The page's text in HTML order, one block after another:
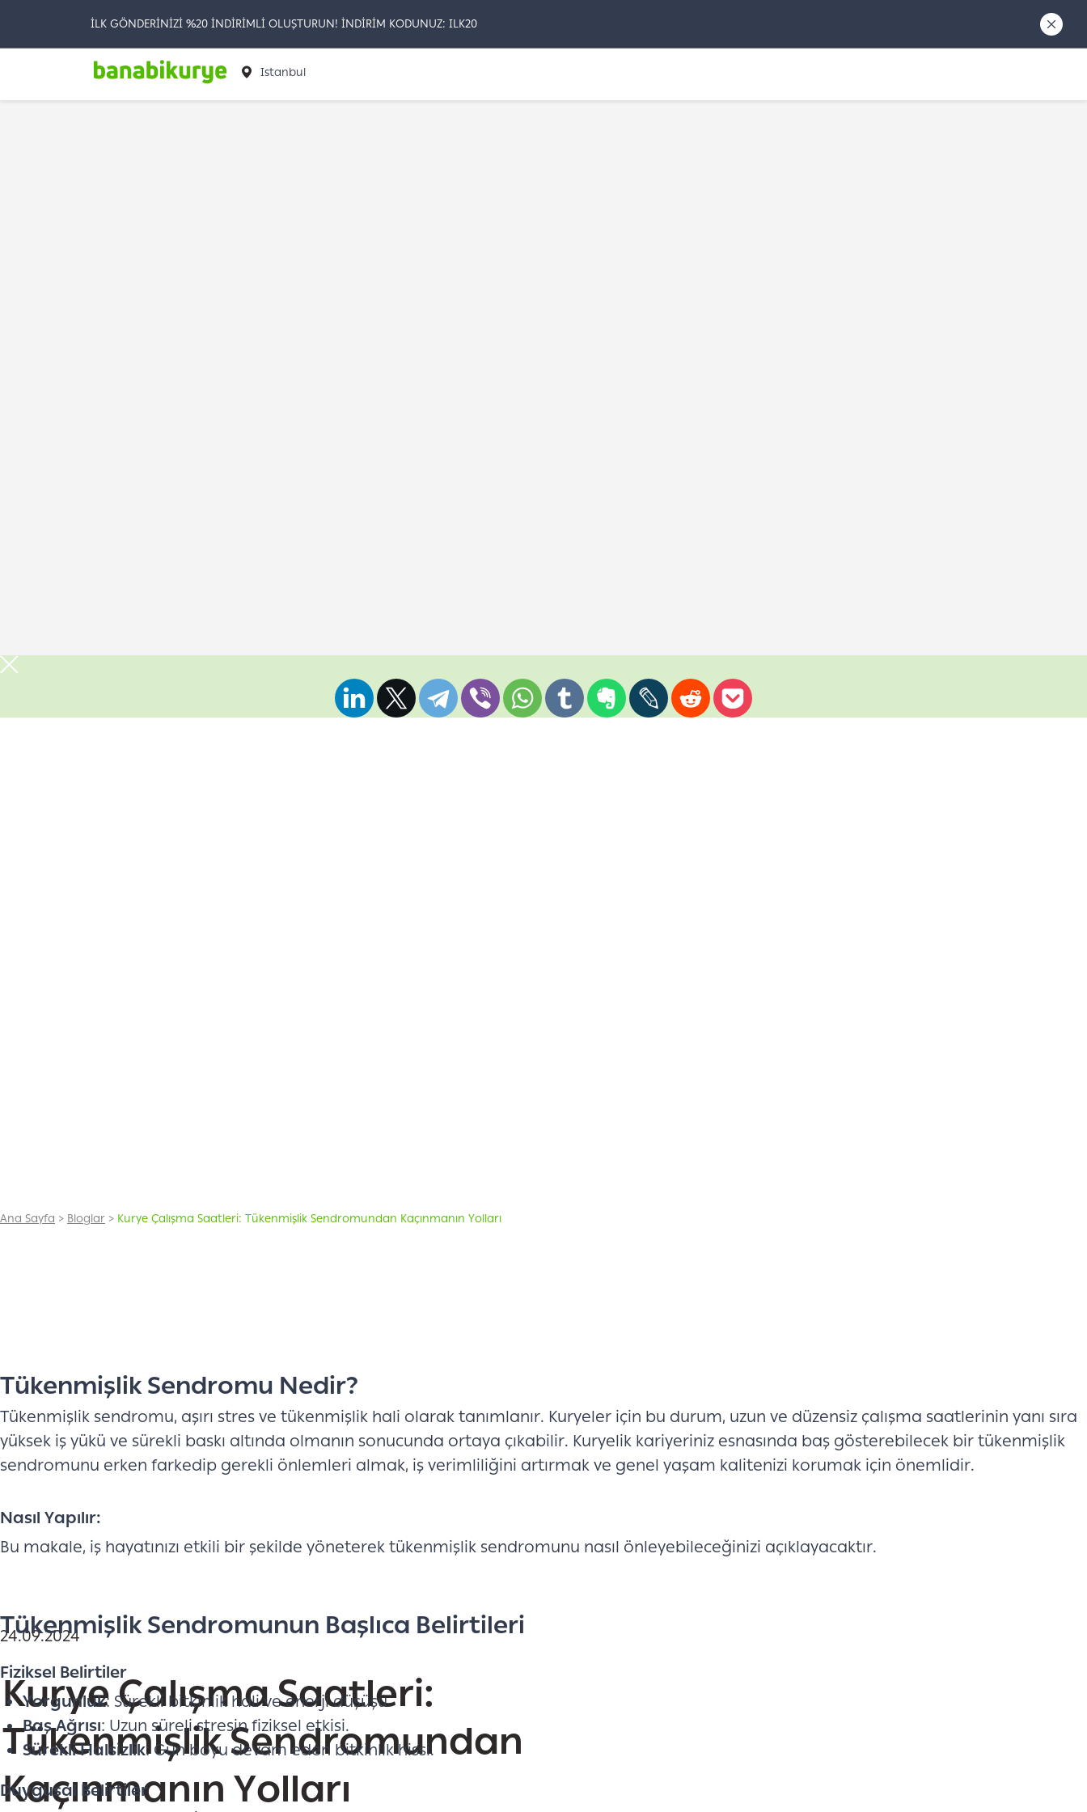
İLK GÖNDERİNİZİ %20 İNDİRİMLİ OLUŞTURUN! İNDİRİM KODUNUZ: ILK20
Istanbul
Ana Sayfa > Bloglar > Kurye Çalışma Saatleri: Tükenmişlik Sendromundan Kaçınmanın Yolları
24.09.2024
Kurye Çalışma Saatleri:
Tükenmişlik Sendromundan
Kaçınmanın Yolları
Tükenmişlik Sendromu Nedir?
Tükenmişlik sendromu, aşırı stres ve tükenmişlik hali olarak tanımlanır. Kuryeler için bu durum, uzun ve düzensiz çalışma saatlerinin yanı sıra
yüksek iş yükü ve sürekli baskı altında olmanın sonucunda ortaya çıkabilir. Kuryelik kariyeriniz esnasında baş gösterebilecek bir tükenmişlik
sendromunu erken farkedip gerekli önlemleri almak, iş verimliliğini artırmak ve genel yaşam kalitenizi korumak için önemlidir.
Nasıl Yapılır:
Bu makale, iş hayatınızı etkili bir şekilde yöneterek tükenmişlik sendromunu nasıl önleyebileceğinizi açıklayacaktır.
Tükenmişlik Sendromunun Başlıca Belirtileri
Fiziksel Belirtiler
Yorgunluk: Sürekli bitkinlik hali ve enerji düşüşü.
Baş Ağrısı: Uzun süreli stresin fiziksel etkisi.
Sürekli Halsizlik: Gün boyu devam eden bitkinlik hissi.
Duygusal Belirtiler